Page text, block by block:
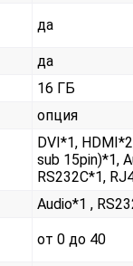
да
да
16 ГБ
опция
DVI*1,
sub 15pin)*1,
RS232С*1,
Audio*1 ,
от 0 до 40